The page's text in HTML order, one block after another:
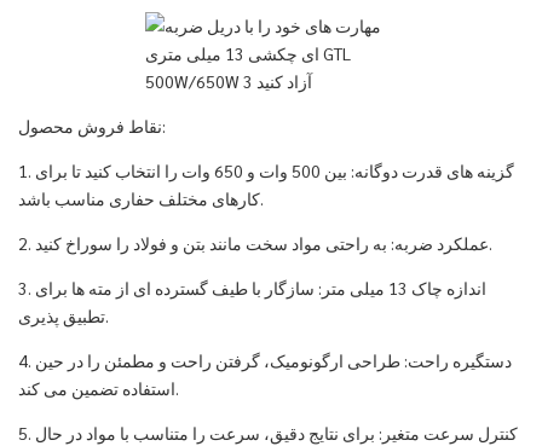
نقاط فروش محصول:
1. گزینه های قدرت دوگانه: بین 500 وات و 650 وات را انتخاب کنید تا برای
کارهای مختلف حفاری مناسب باشد.
2. عملکرد ضربه: به راحتی مواد سخت مانند بتن و فولاد را سوراخ کنید.
3. اندازه چاک 13 میلی متر: سازگار با طیف گسترده ای از مته ها برای
تطبیق پذیری.
4. دستگیره راحت: طراحی ارگونومیک، گرفتن راحت و مطمئن را در حین
استفاده تضمین می کند.
5. کنترل سرعت متغیر: برای نتایج دقیق، سرعت را متناسب با مواد در حال